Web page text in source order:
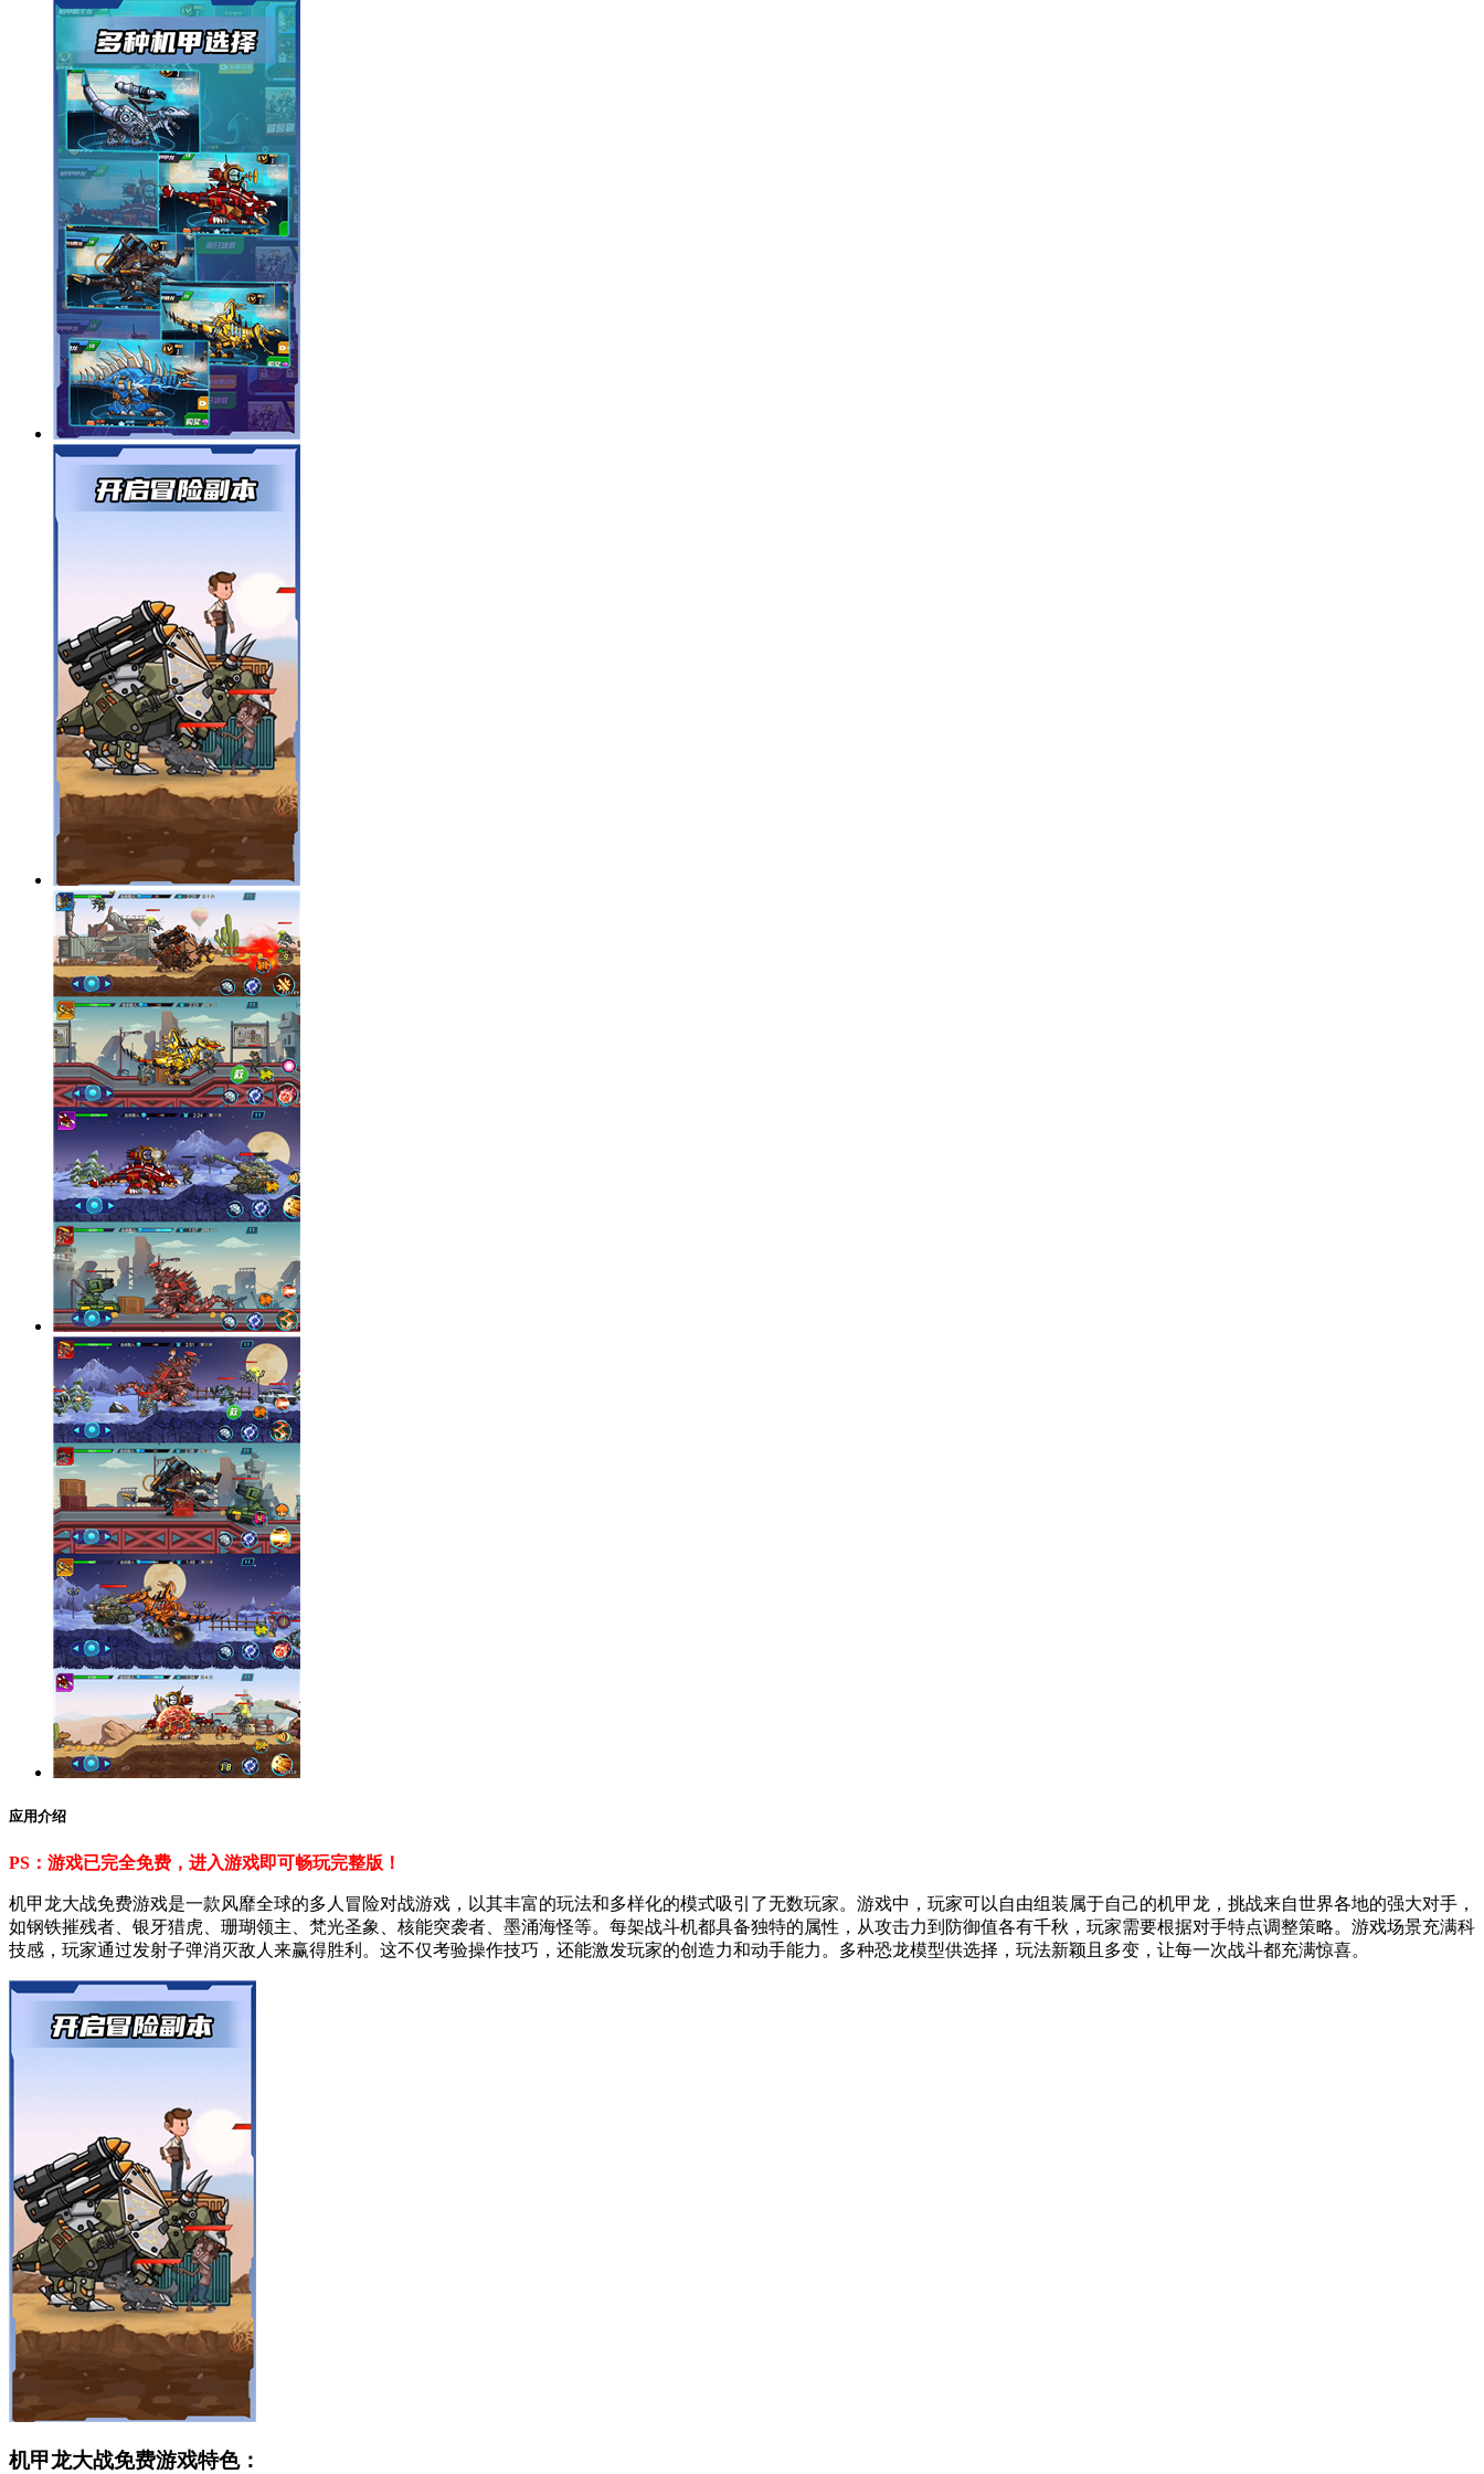
应用介绍
PS：游戏已完全免费，进入游戏即可畅玩完整版！
机甲龙大战免费游戏是一款风靡全球的多人冒险对战游戏，以其丰富的玩法和多样化的模式吸引了无数玩家。游戏中，玩家可以自由组装属于自己的机甲龙，挑战来自世界各地的强大对手，
如钢铁摧残者、银牙猎虎、珊瑚领主、梵光圣象、核能突袭者、墨涌海怪等。每架战斗机都具备独特的属性，从攻击力到防御值各有千秋，玩家需要根据对手特点调整策略。游戏场景充满科
技感，玩家通过发射子弹消灭敌人来赢得胜利。这不仅考验操作技巧，还能激发玩家的创造力和动手能力。多种恐龙模型供选择，玩法新颖且多变，让每一次战斗都充满惊喜。
机甲龙大战免费游戏特色：